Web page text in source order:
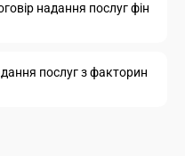
надання послуг фін
послуг з факторин